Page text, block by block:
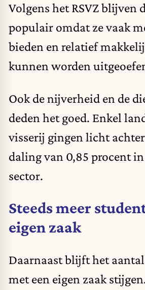
Volgens het RSVZ blijven
populair omdat ze vaak
bieden en relatief
kunnen worden
Ook de nijverheid en de
deden het goed. Enkel
visserij gingen licht
daling van 0,85 procent
sector.
Steeds meer
eigen zaak
Daarnaast blijft het
met een eigen zaak